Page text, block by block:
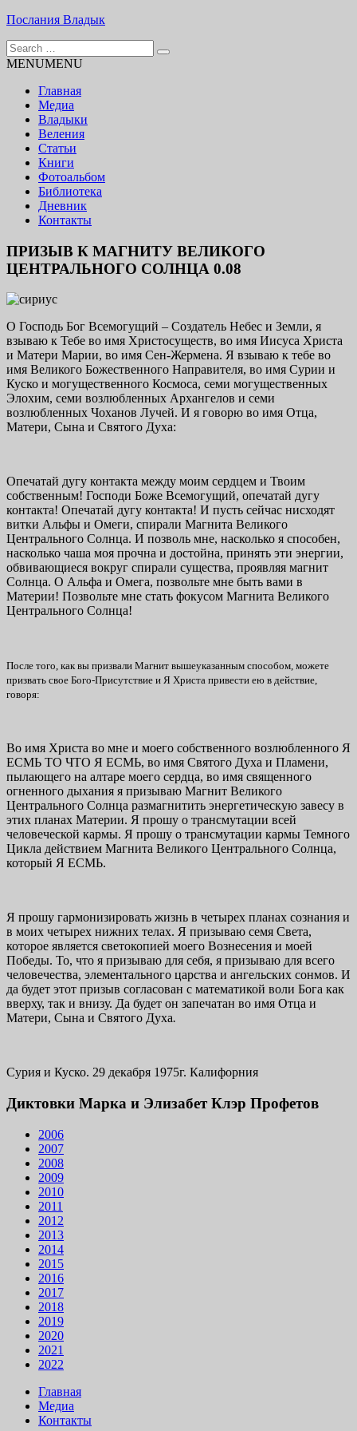
Skip
content
Послания Владык
Основу сайта представляют Послания, или Диктовки,
Search
for:
MENUMENU
Главная
Медиа
Владыки
Веления
Статьи
Книги
Фотоальбом
Библиотека
Дневник
Контакты
ПРИЗЫВ К МАГНИТУ ВЕЛИКОГО
ЦЕНТРАЛЬНОГО СОЛНЦА 0.08
О Господь Бог Всемогущий – Создатель Небес и Земли, я
взываю к Тебе во имя Христосуществ, во имя Иисуса Христа
и Матери Марии, во имя Сен-Жермена. Я взываю к тебе во
имя Великого Божественного Направителя, во имя Сурии и
Куско и могущественного Космоса, семи могущественных
Элохим, семи возлюбленных Архангелов и семи
возлюбленных Чоханов Лучей. И я говорю во имя Отца,
Матери, Сына и Святого Духа:
Опечатай дугу контакта между моим сердцем и Твоим
собственным! Господи Боже Всемогущий, опечатай дугу
контакта! Опечатай дугу контакта! И пусть сейчас нисходят
витки Альфы и Омеги, спирали Магнита Великого
Центрального Солнца. И позволь мне, насколько я способен,
насколько чаша моя прочна и достойна, принять эти энергии,
обвивающиеся вокруг спирали существа, проявляя магнит
Солнца. О Альфа и Омега, позвольте мне быть вами в
Материи! Позвольте мне стать фокусом Магнита Великого
Центрального Солнца!
После того, как вы призвали Магнит вышеуказанным способом, можете
призвать свое Бого-Присутствие и Я Христа привести ею в действие,
говоря:
Во имя Христа во мне и моего собственного возлюбленного Я
ЕСМЬ ТО ЧТО Я ЕСМЬ, во имя Святого Духа и Пламени,
пылающего на алтаре моего сердца, во имя священного
огненного дыхания я призываю Магнит Великого
Центрального Солнца размагнитить энергетическую завесу в
этих планах Материи. Я прошу о трансмутации всей
человеческой кармы. Я прошу о трансмутации кармы Темного
Цикла действием Магнита Великого Центрального Солнца,
который Я ЕСМЬ.
Я прошу гармонизировать жизнь в четырех планах сознания и
в моих четырех нижних телах. Я призываю семя Света,
которое является светокопией моего Вознесения и моей
Победы. То, что я призываю для себя, я призываю для всего
человечества, элементального царства и ангельских сонмов. И
да будет этот призыв согласован с математикой воли Бога как
вверху, так и внизу. Да будет он запечатан во имя Отца и
Матери, Сына и Святого Духа.
Сурия и Куско. 29 декабря 1975г. Калифорния
Диктовки Марка и Элизабет Клэр Профетов
2006
2007
2008
2009
2010
2011
2012
2013
2014
2015
2016
2017
2018
2019
2020
2021
2022
Главная
Медиа
Контакты